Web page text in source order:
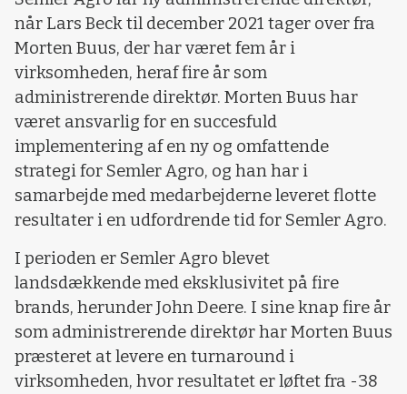
når Lars Beck til december 2021 tager over fra
Morten Buus, der har været fem år i
virksomheden, heraf fire år som
administrerende direktør. Morten Buus har
været ansvarlig for en succesfuld
implementering af en ny og omfattende
strategi for Semler Agro, og han har i
samarbejde med medarbejderne leveret flotte
resultater i en udfordrende tid for Semler Agro.
I perioden er Semler Agro blevet
landsdækkende med eksklusivitet på fire
brands, herunder John Deere. I sine knap fire år
som administrerende direktør har Morten Buus
præsteret at levere en turnaround i
virksomheden, hvor resultatet er løftet fra -38